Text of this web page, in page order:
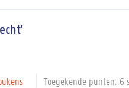
Toegekende punten 6